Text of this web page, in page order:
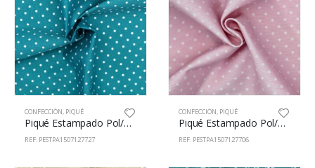
CONFECCIÓN, PIQUÉ
Piqué Estampado Pol/Alg 65/35% 150cm 71277/27
REF: PESTPA1507127727
CONFECCIÓN, PIQUÉ
Piqué Estampado Pol/Alg 65/35% 150cm 71277/6
REF: PESTPA1507127706